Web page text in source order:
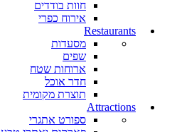
חוות בודדים
אירוח כפרי
Restaurants
מסעדות
שפים
ארוחות שטח
חדר אוכל
תוצרת מקומית
Attractions
ספורט אתגרי